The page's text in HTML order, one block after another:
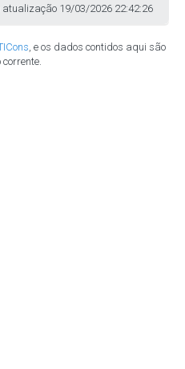
atualização 19/03/2026 22:42:26
, e os dados contidos aqui são